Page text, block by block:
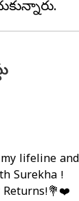
lifeline
Surekha !
Returns!💐❤️